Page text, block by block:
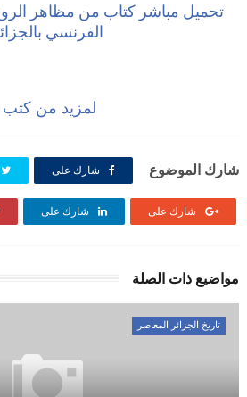
تحميل مباشر كتاب من مظاهر الروح
الفرنسي
لمزيد من كتب
شارك الموضوع شارك على
شارك على شارك على
مواضيع ذات الصلة
تاريخ الجزائر المعاصر